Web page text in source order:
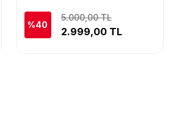
%40
5.000,00 TL
2.999,00 TL